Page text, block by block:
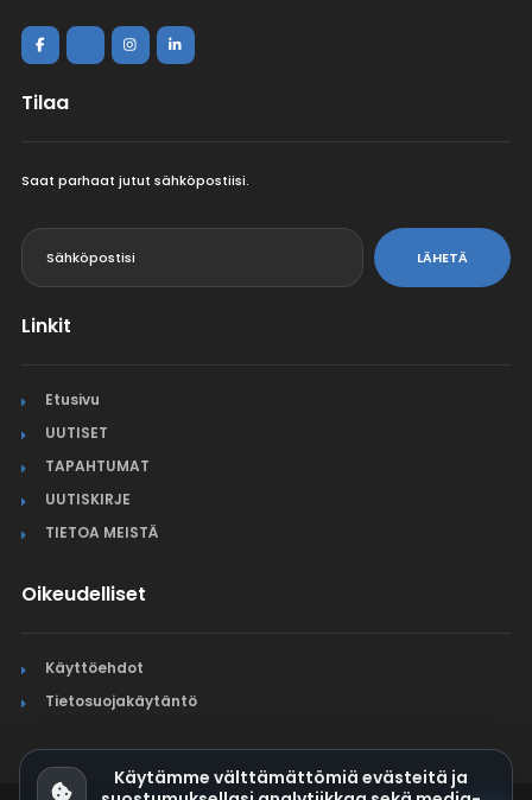
Tilaa
Saat parhaat jutut sähköpostiisi.
LÄHETÄ
Linkit
Etusivu
UUTISET
TAPAHTUMAT
UUTISKIRJE
TIETOA MEISTÄ
Oikeudelliset
Käyttöehdot
Tietosuojakäytäntö
Käytämme välttämättömiä evästeitä ja